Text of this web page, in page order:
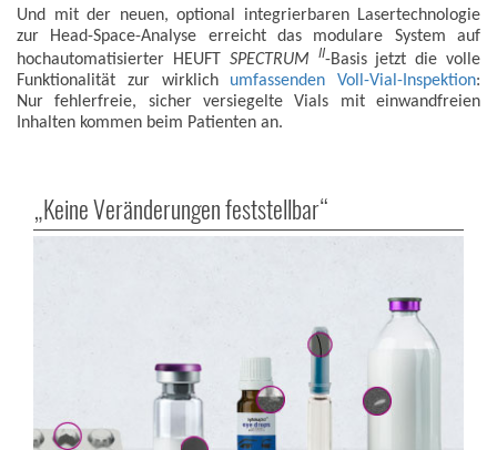
Und mit der neuen, optional integrierbaren Lasertechnologie
zur Head-Space-Analyse erreicht das modulare System auf
hochautomatisierter HEUFT SPECTRUM II-Basis jetzt die volle
Funktionalität zur wirklich umfassenden Voll-Vial-Inspektion:
Nur fehlerfreie, sicher versiegelte Vials mit einwandfreien
Inhalten kommen beim Patienten an.
„Keine Veränderungen feststellbar“